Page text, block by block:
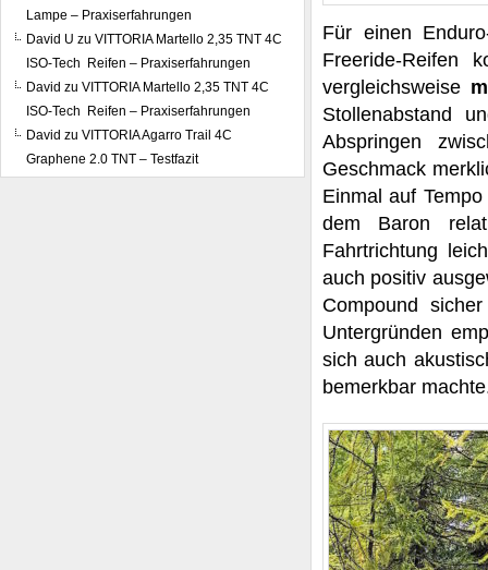
Lampe – Praxiserfahrungen
David U zu VITTORIA Martello 2,35 TNT 4C
ISO-Tech Reifen – Praxiserfahrungen
David zu VITTORIA Martello 2,35 TNT 4C
ISO-Tech Reifen – Praxiserfahrungen
David zu VITTORIA Agarro Trail 4C
Graphene 2.0 TNT – Testfazit
Für einen
Freeride-Reifen
vergleichsweise
Stollenabstand
Abspringen
Geschmack
Einmal auf
dem Baron
Fahrtrichtung
auch positiv
Compound
Untergründen
sich auch
bemerkbar